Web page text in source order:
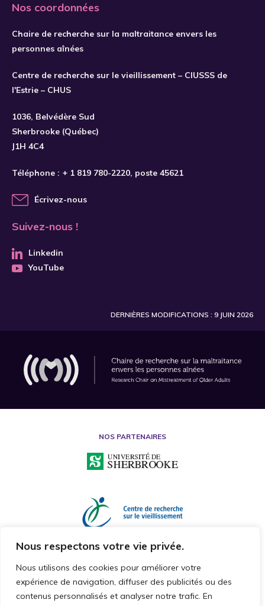
Nous respectons votre vie privée.
Nous utilisons des cookies pour améliorer votre
expérience de navigation, diffuser des publicités ou des
contenus personnalisés et analyser notre trafic. En
Nos coordonnées
Chaire de recherche sur la maltraitance envers les
personnes aînées
Centre de recherche sur le vieillissement – CIUSSS de
l'Estrie – CHUS
1036, Belvédère Sud
Sherbrooke (Québec)
J1H 4C4
Téléphone : + 1 819 780-2220, poste 45621
Écrivez-nous
Suivez-nous !
Linkedin
YouTube
DERNIÈRES MODIFICATIONS : 9 JUIN 2026
NOS PARTENAIRES